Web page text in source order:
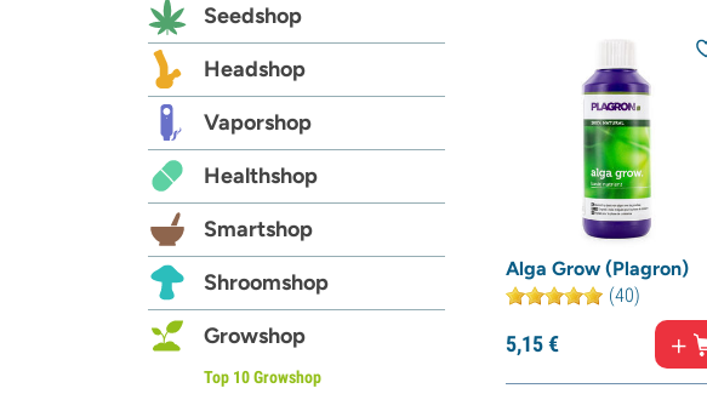
Alga Grow (Plagron)
(40)
5,15€
Seedshop
Headshop
Vaporshop
Healthshop
Smartshop
Shroomshop
Growshop
Top 10 Growshop